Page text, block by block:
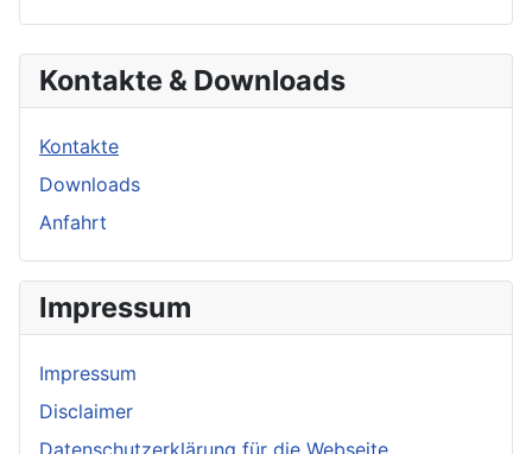
Kontakte & Downloads
Kontakte
Downloads
Anfahrt
Impressum
Impressum
Disclaimer